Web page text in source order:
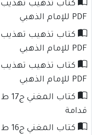
PDF للإمام الذهبي
PDF للإمام الذهبي
PDF للإمام الذهبي
قدامة